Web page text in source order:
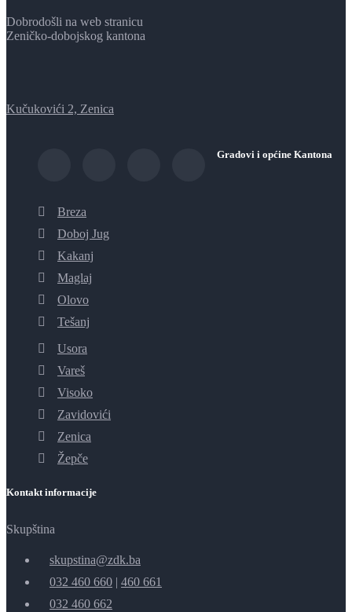
Dobrodošli na web stranicu
Zeničko-dobojskog kantona
Kučukovići 2, Zenica
Gradovi i općine Kantona
Breza
Doboj Jug
Kakanj
Maglaj
Olovo
Tešanj
Usora
Vareš
Visoko
Zavidovići
Zenica
Žepče
Kontakt informacije
Skupština
skupstina@zdk.ba
032 460 660 | 460 661
032 460 662